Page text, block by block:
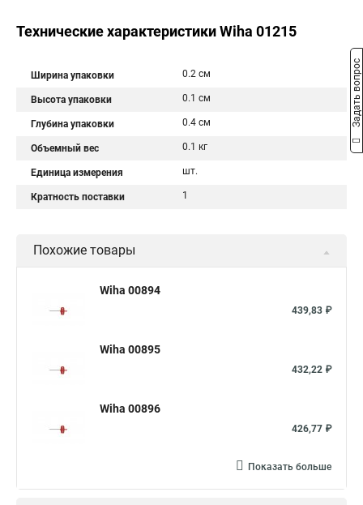
Технические характеристики Wiha 01215
Ширина упаковки 0.2 см
Высота упаковки 0.1 см
Глубина упаковки 0.4 см
Объемный вес 0.1 кг
Единица измерения шт.
Кратность поставки 1
Похожие товары
Wiha 00894
439,83 ₽
Wiha 00895
432,22 ₽
Wiha 00896
426,77 ₽
Показать больше
Задать вопрос